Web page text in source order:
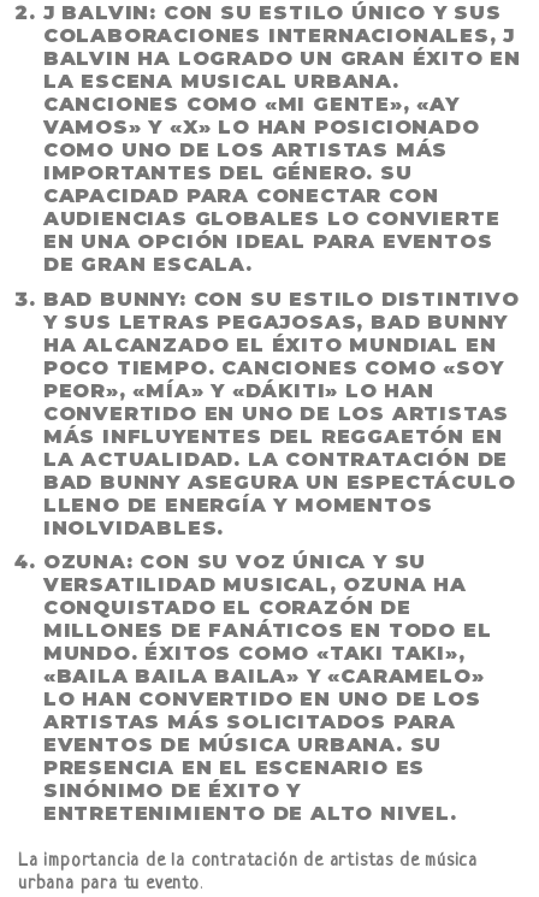
J BALVIN: CON SU ESTILO ÚNICO Y SUS
COLABORACIONES INTERNACIONALES, J
BALVIN HA LOGRADO UN GRAN ÉXITO EN
LA ESCENA MUSICAL URBANA.
CANCIONES COMO «MI GENTE», «AY
VAMOS» Y «X» LO HAN POSICIONADO
COMO UNO DE LOS ARTISTAS MÁS
IMPORTANTES DEL GÉNERO. SU
CAPACIDAD PARA CONECTAR CON
AUDIENCIAS GLOBALES LO CONVIERTE
EN UNA OPCIÓN IDEAL PARA EVENTOS
DE GRAN ESCALA.
BAD BUNNY: CON SU ESTILO DISTINTIVO
Y SUS LETRAS PEGAJOSAS, BAD BUNNY
HA ALCANZADO EL ÉXITO MUNDIAL EN
POCO TIEMPO. CANCIONES COMO «SOY
PEOR», «MÍA» Y «DÁKITI» LO HAN
CONVERTIDO EN UNO DE LOS ARTISTAS
MÁS INFLUYENTES DEL REGGAETÓN EN
LA ACTUALIDAD. LA CONTRATACIÓN DE
BAD BUNNY ASEGURA UN ESPECTÁCULO
LLENO DE ENERGÍA Y MOMENTOS
INOLVIDABLES.
OZUNA: CON SU VOZ ÚNICA Y SU
VERSATILIDAD MUSICAL, OZUNA HA
CONQUISTADO EL CORAZÓN DE
MILLONES DE FANÁTICOS EN TODO EL
MUNDO. ÉXITOS COMO «TAKI TAKI»,
«BAILA BAILA BAILA» Y «CARAMELO»
LO HAN CONVERTIDO EN UNO DE LOS
ARTISTAS MÁS SOLICITADOS PARA
EVENTOS DE MÚSICA URBANA. SU
PRESENCIA EN EL ESCENARIO ES
SINÓNIMO DE ÉXITO Y
ENTRETENIMIENTO DE ALTO NIVEL.
La importancia de la contratación de artistas de música
urbana para tu evento.